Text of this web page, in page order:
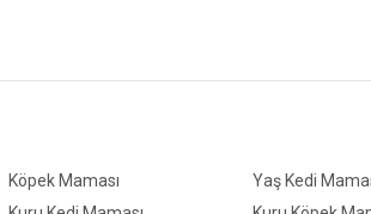
Köpek Maması
Yaş Kedi